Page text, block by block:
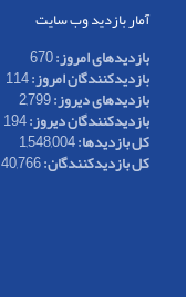
آمار بازدید وب سایت
بازدیدهای امروز:670
بازدیدکنندگان امروز:114
بازدیدهای دیروز:2,799
بازدیدکنندگان دیروز:194
کل بازدیدها:1,548,004
کل بازدیدکنند‌گان:40,766